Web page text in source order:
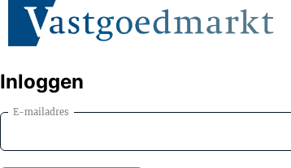
Inloggen
E-mailadres